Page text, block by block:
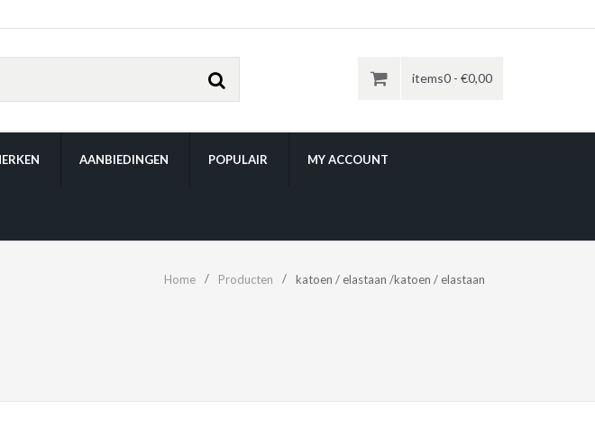
items0 - €0,00
AANBIEDINGEN POPULAIR MY ACCOUNT
Home Producten katoen / elastaan /katoen / elastaan